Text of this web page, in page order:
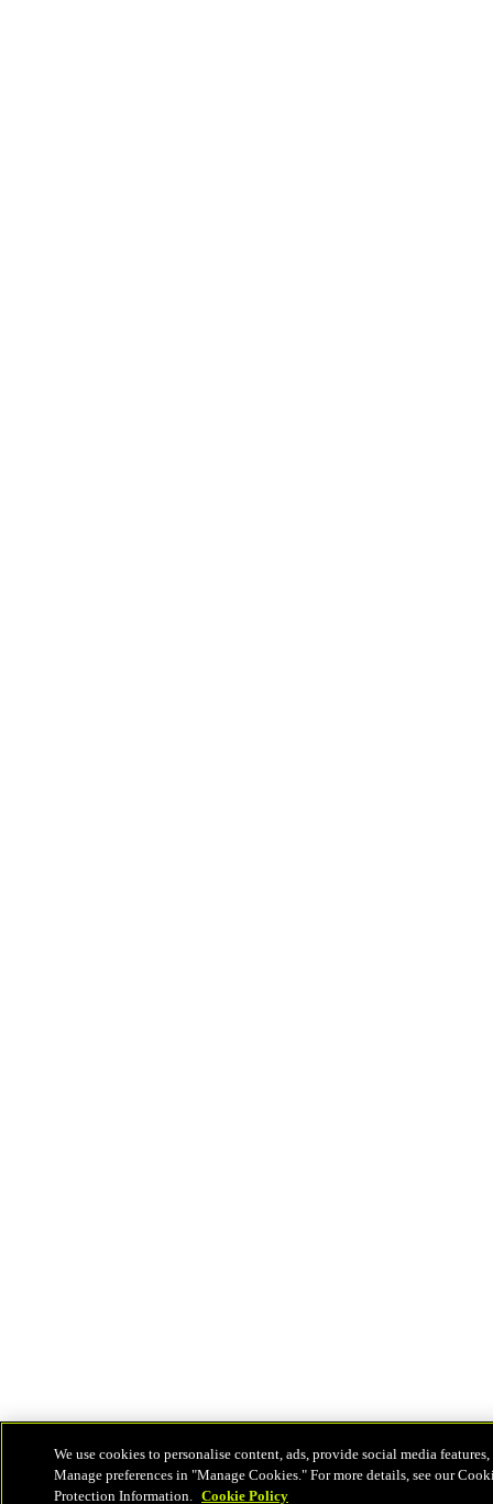
We use cookies to personalise content, ads, provide social media
Manage preferences in "Manage Cookies." For more details, see our
Protection Information. Cookie Policy